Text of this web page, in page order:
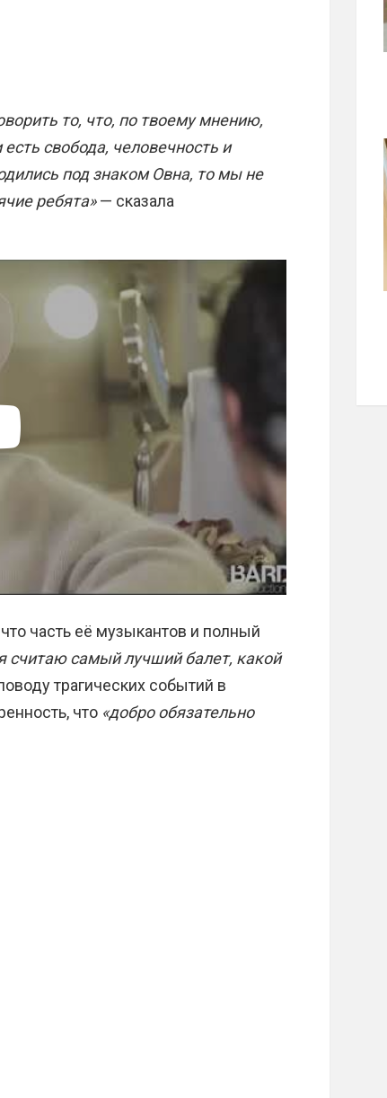
то, что, по твоему мнению,
свобода, человечность и
под знаком Овна, то мы не
ребята»— сказала
часть её музыкантов и полный
считаю самый лучший балет, какой
трагических событий в
что «добро обязательно